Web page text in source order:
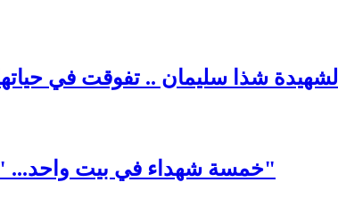
الشهيدة شذا سليمان .. تفوقت في
خمسة شهداء في بيت واحد... "حتى تضلّ سورية"